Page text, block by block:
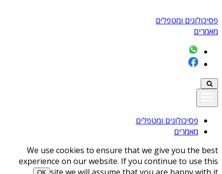
פסיכולוגים ומטפלים
מאמרים
פסיכולוגים ומטפלים
מאמרים
We use cookies to ensure that we give you the best
experience on our website. If you continue to use this